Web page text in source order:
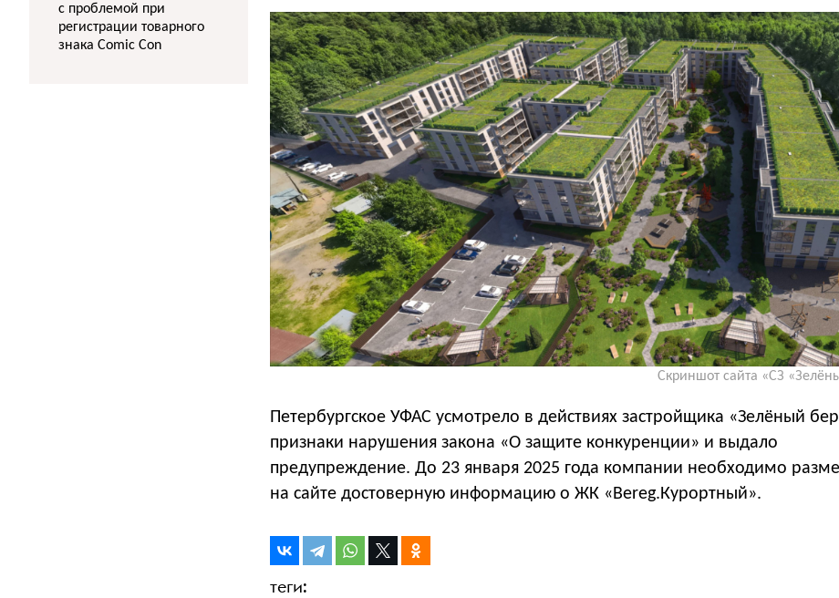
Скриншот сайта «СЗ
Петербургское УФАС усмотрело в действиях застройщика «Зелёный
признаки нарушения закона «О защите конкуренции» и выдало
предупреждение. До 23 января 2025 года компании необходимо
на сайте достоверную информацию о ЖК «Bereg.Курортный».
с проблемой при
регистрации товарного
знака Comic Con